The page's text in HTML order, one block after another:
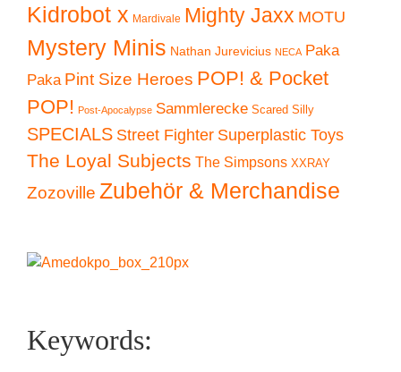
Kidrobot x Mardivale Mighty Jaxx MOTU
Mystery Minis Nathan Jurevicius NECA Paka
Paka Pint Size Heroes POP! & Pocket
POP! Post-Apocalypse Sammlerecke Scared Silly
SPECIALS Street Fighter Superplastic Toys
The Loyal Subjects The Simpsons XXRAY
Zozoville Zubehör & Merchandise
Keywords: